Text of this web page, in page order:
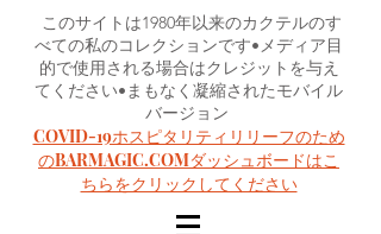
このサイトは1980年以来のカクテルのす
べての私のコレクションです•メディア目
的で使用される場合はクレジットを与え
てください•まもなく凝縮されたモバイル
バージョン
COVID-19ホスピタリティリリーフのため
のBARMAGIC.COMダッシュボードはこ
ちらをクリックしてください